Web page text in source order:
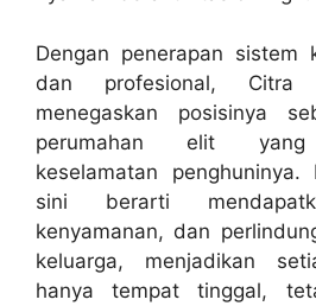
Dengan penerapan sistem
dan profesional, Citra
menegaskan posisinya
perumahan elit yang
keselamatan
sini berarti
kenyamanan, dan
keluarga, menjadikan
hanya tempat tinggal,